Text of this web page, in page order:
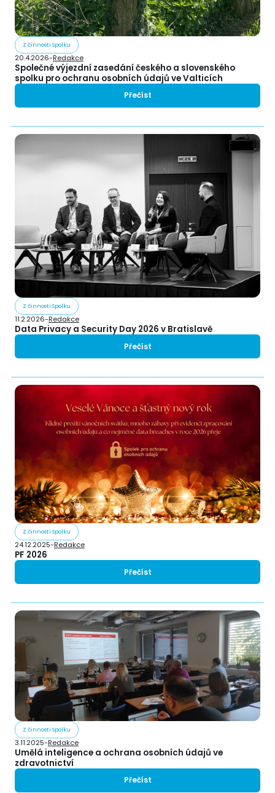
Z činnosti Spolku
20.4.2026-Redakce
Společné výjezdní zasedání českého a slovenského
spolku pro ochranu osobních údajů ve Valticích
Přečíst
Z činnosti Spolku
11.2.2026-Redakce
Data Privacy a Security Day 2026 v Bratislavě
Přečíst
Z činnosti Spolku
24.12.2025-Redakce
PF 2026
Přečíst
Z činnosti Spolku
3.11.2025-Redakce
Umělá inteligence a ochrana osobních údajů ve
zdravotnictví
Přečíst